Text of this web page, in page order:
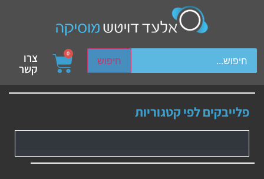
חיפוש
device users, explore by touch or with swipe gestures.
0 צרו
קשר
פלייבקים לפי קטגוריות